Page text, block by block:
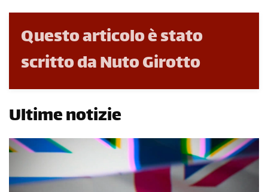
Questo articolo è stato
scritto da Nuto Girotto
Ultime notizie